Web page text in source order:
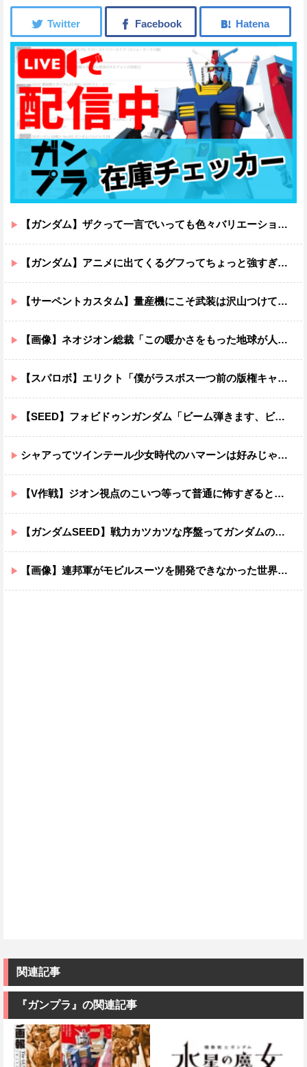
【ガンダム】ザクって一言でいっても色々バリエーションがあるよね
【ガンダム】アニメに出てくるグフってちょっと強すぎじゃない？
【サーペントカスタム】量産機にこそ武装は沢山つけてほしいよね
【画像】ネオジオン総裁「この暖かさをもった地球が人間さえ破壊するんだ（汗だく）」
【スパロボ】エリクト「僕がラスボス一つ前の版権キャラ最後の敵ってちょっと荷が重すぎない？」
【SEED】フォビドゥンガンダム「ビーム弾きます、ビーム曲げられます、空飛びます」←二世代目でこれ出来るのおかしいだろ
シャアってツインテール少女時代のハマーンは好みじゃなかったの？
【V作戦】ジオン視点のこいつ等って普通に怖すぎると思う…
【ガンダムSEED】戦力カツカツな序盤ってガンダムの中だと割と珍しい気がする
【画像】連邦軍がモビルスーツを開発できなかった世界線のガンダムｗｗｗｗｗｗｗ
関連記事
『ガンプラ』の関連記事